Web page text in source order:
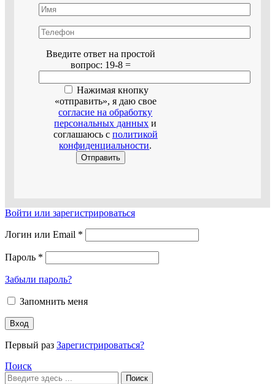
Введите ответ на простой
вопрос: 19-8 =
Нажимая кнопку
«отправить», я даю свое
согласие на обработку
персональных данных и
соглашаюсь с политикой
конфиденциальности.
Войти или зарегистрироваться
Логин или Email *
Пароль *
Забыли пароль?
Запомнить меня
Вход
Первый раз Зарегистрироваться?
Поиск
Поиск